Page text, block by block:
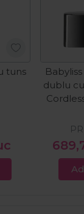
tuns
dublu